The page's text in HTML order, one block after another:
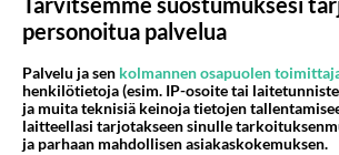
Kotikäyntejäkin on max 4-5
sinulla on paljon rahaa. Ne käynnit
Olet suurimman osan
pissoinesi ja kakkoinesi. Se on
jokapäiväistä.
Googlaa hygieniahaalari
personoitua palvelua
Palvelu ja sen kolmannen osapuolen
henkilötietoja (esim. IP-osoite tai
ja muita teknisiä keinoja tietojen
laitteellasi tarjotakseen sinulle
ja parhaan mahdollisen asiakaskokemuksen.